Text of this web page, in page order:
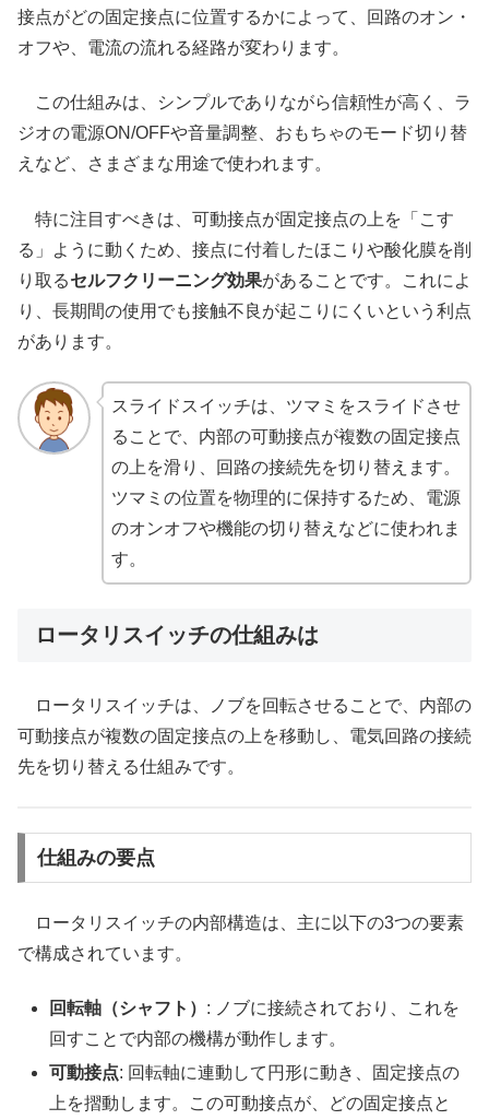
接点がどの固定接点に位置するかによって、回路のオン・
オフや、電流の流れる経路が変わります。
この仕組みは、シンプルでありながら信頼性が高く、ラ
ジオの電源ON/OFFや音量調整、おもちゃのモード切り替
えなど、さまざまな用途で使われます。
特に注目すべきは、可動接点が固定接点の上を「こす
る」ように動くため、接点に付着したほこりや酸化膜を削
り取るセルフクリーニング効果があることです。これによ
り、長期間の使用でも接触不良が起こりにくいという利点
があります。
スライドスイッチは、ツマミをスライドさせ
ることで、内部の可動接点が複数の固定接点
の上を滑り、回路の接続先を切り替えます。
ツマミの位置を物理的に保持するため、電源
のオンオフや機能の切り替えなどに使われま
す。
ロータリスイッチの仕組みは
ロータリスイッチは、ノブを回転させることで、内部の
可動接点が複数の固定接点の上を移動し、電気回路の接続
先を切り替える仕組みです。
仕組みの要点
ロータリスイッチの内部構造は、主に以下の3つの要素
で構成されています。
回転軸（シャフト） : ノブに接続されており、これを
回すことで内部の機構が動作します。
可動接点: 回転軸に連動して円形に動き、固定接点の
上を摺動します。この可動接点が、どの固定接点と